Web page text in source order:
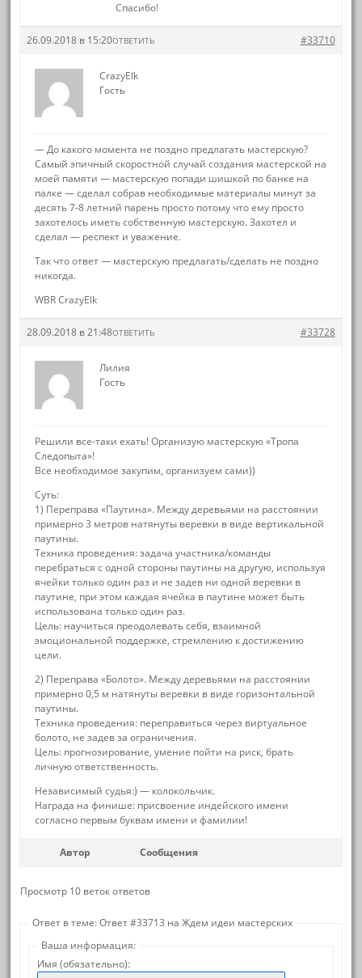
Спасибо!
26.09.2018 в 15:20 #33710
ОТВЕТИТЬ
CrazyElk
Гость
— До какого момента не поздно предлагать мастерскую?
Самый эпичный скоростной случай создания мастерской на
моей памяти — мастерскую попади шишкой по банке на
палке — сделал собрав необходимые материалы минут за
десять 7-8 летний парень просто потому что ему просто
захотелось иметь собственную мастерскую. Захотел и
сделал — респект и уважение.
Так что ответ — мастерскую предлагать/сделать не поздно
никогда.
WBR CrazyElk
28.09.2018 в 21:48 #33728
ОТВЕТИТЬ
Лилия
Гость
Решили все-таки ехать! Организую мастерскую «Тропа
Следопыта»!
Все необходимое закупим, организуем сами))
Суть:
1) Переправа «Паутина». Между деревьями на расстоянии
примерно 3 метров натянуты веревки в виде вертикальной
паутины.
Техника проведения: задача участника/команды
перебраться с одной стороны паутины на другую, используя
ячейки только один раз и не задев ни одной веревки в
паутине, при этом каждая ячейка в паутине может быть
использована только один раз.
Цель: научиться преодолевать себя, взаимной
эмоциональной поддержке, стремлению к достижению
цели.
2) Переправа «Болото». Между деревьями на расстоянии
примерно 0,5 м натянуты веревки в виде горизонтальной
паутины.
Техника проведения: переправиться через виртуальное
болото, не задев за ограничения.
Цель: прогнозирование, умение пойти на риск, брать
личную ответственность.
Независимый судья:) — колокольчик.
Награда на финише: присвоение индейского имени
согласно первым буквам имени и фамилии!
Автор Сообщения
Просмотр 10 веток ответов
Ответ в теме: Ответ #33713 на Ждем идеи мастерских
Ваша информация:
Имя (обязательно):